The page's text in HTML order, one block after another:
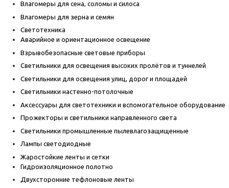
Влагомеры для сена, соломы и силоса
Влагомеры для зерна и семян
Светотехника
Аварийное и ориентационное освещение
Взрывобезопасные световые приборы
Светильники для освещения высоких пролётов и туннелей
Светильники для освещения улиц, дорог и площадей
Светильники настенно-потолочные
Аксессуары для светотехники и вспомогательное оборудование
Прожекторы и светильники направленного света
Светильники промышленные пылевлагозащищенные
Лампы светодиодные
Жаростойкие ленты и сетки
Гидроизоляционное полотно
Двухсторонние тефлоновые ленты